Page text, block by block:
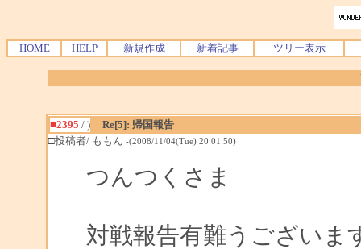
HOME HELP 新規作成 新着記事 ツリー表示
■2395 / )
Re[5]: 帰国報告
□投稿者/ ももん -(2008/11/04(Tue) 20:01:50)
つんつくさま
対戦報告有難うございま